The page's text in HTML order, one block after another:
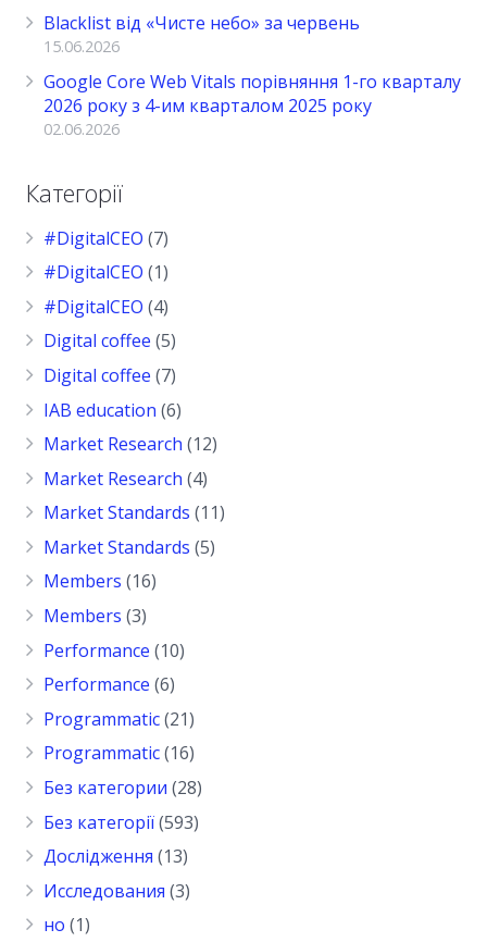
Blacklist від «Чисте небо» за червень
15.06.2026
Google Core Web Vitals порівняння 1-го кварталу
2026 року з 4-им кварталом 2025 року
02.06.2026
Категорії
#DigitalCEO (7)
#DigitalCEO (1)
#DigitalCEO (4)
Digital coffee (5)
Digital coffee (7)
IAB education (6)
Market Research (12)
Market Research (4)
Market Standards (11)
Market Standards (5)
Members (16)
Members (3)
Performance (10)
Performance (6)
Programmatic(21)
Programmatic(16)
Без категории (28)
Без категорії(593)
Дослідження (13)
Исследования (3)
но (1)